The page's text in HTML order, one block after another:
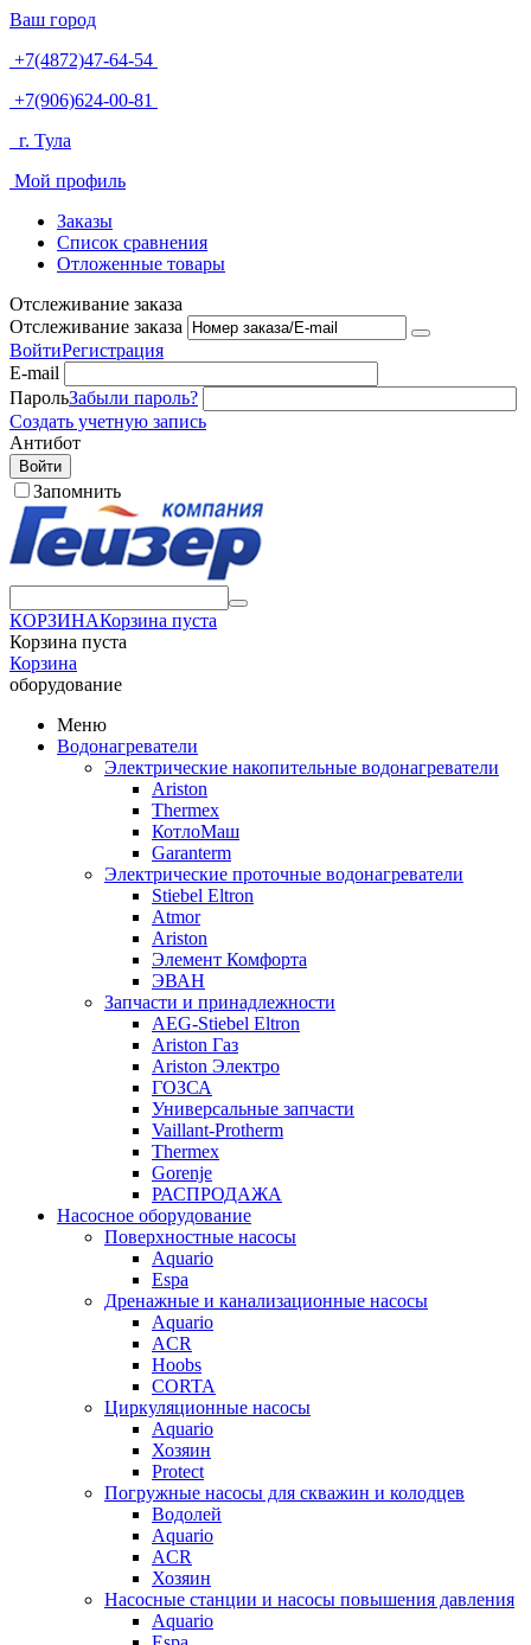
Ваш город
+7(4872)47-64-54
+7(906)624-00-81
г. Тула
Мой профиль
Заказы
Список сравнения
Отложенные товары
Отслеживание заказа
Отслеживание заказа
ВойтиРегистрация
E-mail
ПарольЗабыли пароль?
Создать учетную запись
Антибот
Войти
Запомнить
КОРЗИНАКорзина пуста
Корзина пуста
Корзина
оборудование
Меню
Водонагреватели
Электрические накопительные водонагреватели
Ariston
Thermex
КотлоМаш
Garanterm
Электрические проточные водонагреватели
Stiebel Eltron
Atmor
Ariston
Элемент Комфорта
ЭВАН
Запчасти и принадлежности
AEG-Stiebel Eltron
Ariston Газ
Ariston Электро
ГОЗСА
Универсальные запчасти
Vaillant-Protherm
Thermex
Gorenje
РАСПРОДАЖА
Насосное оборудование
Поверхностные насосы
Aquario
Espa
Дренажные и канализационные насосы
Aquario
ACR
Hoobs
CORTA
Циркуляционные насосы
Aquario
Хозяин
Protect
Погружные насосы для скважин и колодцев
Водолей
Aquario
ACR
Хозяин
Насосные станции и насосы повышения давления
Aquario